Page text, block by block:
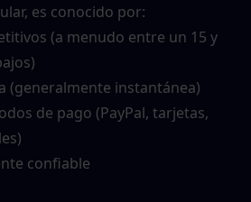
es conocido por:
(a menudo entre un 15 y
(generalmente instantánea)
de pago (PayPal, tarjetas,
confiable